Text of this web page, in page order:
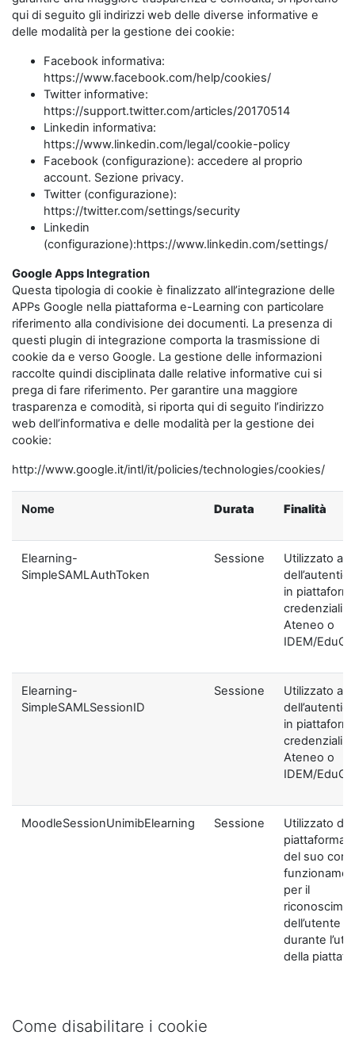
qui di seguito gli indirizzi web delle diverse informative e
delle modalità per la gestione dei cookie:
Facebook informativa:
https://www.facebook.com/help/cookies/
Twitter informative:
https://support.twitter.com/articles/20170514
Linkedin informativa:
https://www.linkedin.com/legal/cookie-policy
Facebook (configurazione): accedere al proprio
account. Sezione privacy.
Twitter (configurazione):
https://twitter.com/settings/security
Linkedin
(configurazione):https://www.linkedin.com/settings/
Google Apps Integration
Questa tipologia di cookie è finalizzato all’integrazione delle
APPs Google nella piattaforma e-Learning con particolare
riferimento alla condivisione dei documenti. La presenza di
questi plugin di integrazione comporta la trasmissione di
cookie da e verso Google. La gestione delle informazioni
raccolte quindi disciplinata dalle relative informative cui si
prega di fare riferimento. Per garantire una maggiore
trasparenza e comodità, si riporta qui di seguito l’indirizzo
web dell’informativa e delle modalità per la gestione dei
cookie:
http://www.google.it/intl/it/policies/technologies/cookies/
Nome Durata Finalità
Elearning-
SimpleSAMLAuthToken
Sessione
Utilizzato ai
in
credenziali di
Ateneo o
IDEM/
Elearning-
SimpleSAMLSessionID
Sessione
Utilizzato ai
in
credenziali di
Ateneo o
IDEM/
MoodleSessionUnimibElearning Sessione
Utilizzato
piattaforma
del suo
per il
dell’utente
durante
della
Come disabilitare i cookie